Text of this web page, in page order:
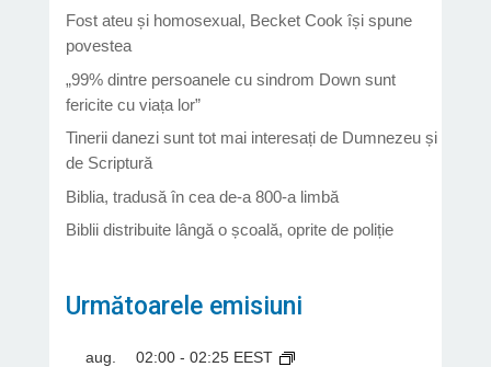
Fost ateu și homosexual, Becket Cook își spune
povestea
„99% dintre persoanele cu sindrom Down sunt
fericite cu viața lor”
Tinerii danezi sunt tot mai interesați de Dumnezeu și
de Scriptură
Biblia, tradusă în cea de-a 800-a limbă
Biblii distribuite lângă o școală, oprite de poliție
Următoarele emisiuni
aug.
02:00- 02:25 EEST